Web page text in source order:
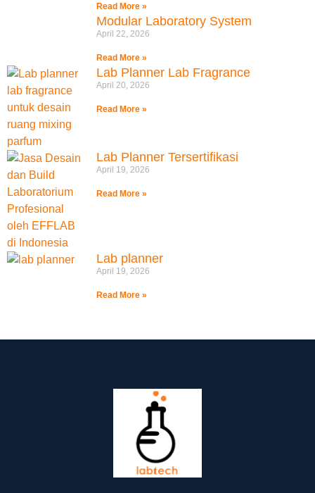
Read More »
Modular Laboratory System
April 22, 2026
Read More »
Lab Planner Lab Fragrance
April 20, 2026
Read More »
Lab Planner Tersertifikasi
April 19, 2026
Read More »
Lab planner
April 19, 2026
Read More »